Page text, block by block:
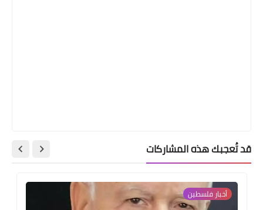
قد تُعجبك هذه المشاركات
أخبار فلسطين